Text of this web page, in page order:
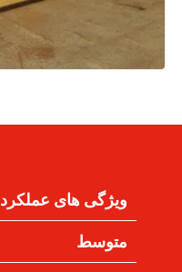
ویژگی های عملکرد
متوسط